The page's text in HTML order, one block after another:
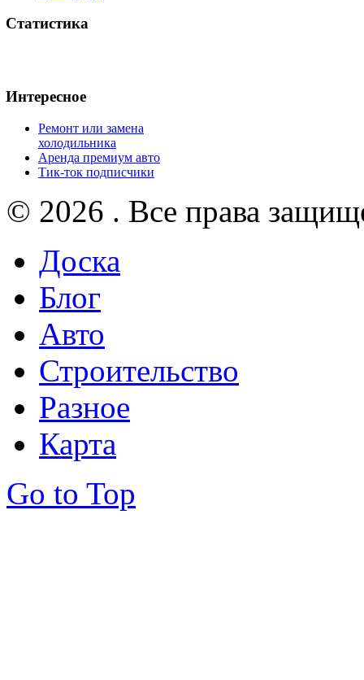
Статистика
Интересное
Ремонт или замена
холодильника
Аренда премиум авто
Тик-ток подписчики
© 2026 . Все права
Доска
Блог
Авто
Строительство
Разное
Карта
Go to Top